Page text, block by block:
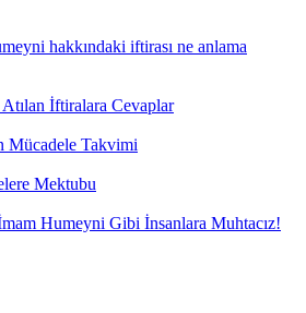
hakkındaki iftirası ne anlama
İftiralara Cevaplar
Mücadele Takvimi
Mektubu
Humeyni Gibi İnsanlara Muhtacız!